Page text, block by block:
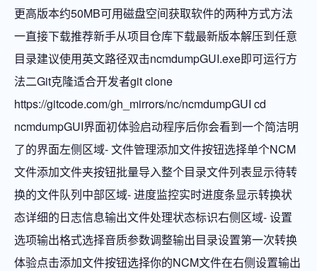
更高版本约50MB可用磁盘空间获取软件的两种方式方法
一直接下载推荐新手从项目仓库下载最新版本解压到任意
目录建议使用英文路径双击ncmdumpGUI.exe即可运行方
法二Git克隆适合开发者git clone
https://gitcode.com/gh_mirrors/nc/ncmdumpGUI cd
ncmdumpGUI界面初体验启动程序后你会看到一个简洁明
了的界面左侧区域- 文件管理添加文件按钮选择单个NCM
文件添加文件夹按钮批量导入整个目录文件列表显示待转
换的文件队列中部区域- 进度监控实时进度条显示转换状
态详细的日志信息输出文件处理状态标识右侧区域- 设置
选项输出格式选择音质参数调整输出目录设置第一次转换
体验点击添加文件按钮选择你的NCM文件在右侧设置输出